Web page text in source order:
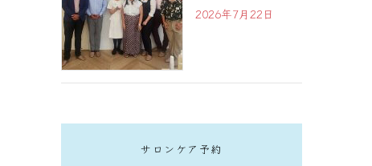
2026年7月22日
サロンケア予約